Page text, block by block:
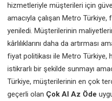
hizmetleriyle müşterileri için
amacıyla çalışan Metro Türkiye,
yeniledi. Müşterilerinin
kârlılıklarını daha da artırması
fiyat politikası ile Metro Türkiye,
istikrarlı bir şekilde sunmayı
Türkiye, müşterilerinin en çok
geçerli olan Çok Al Az Öde